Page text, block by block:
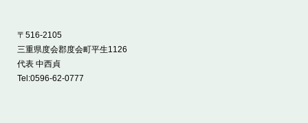
〒516-2105
三重県度会郡度会町平生1126
代表 中西貞
Tel:0596-62-0777